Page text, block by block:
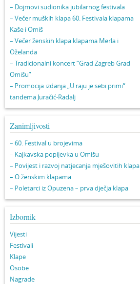
– Dojmovi sudionika jubilarnog festivala
– Večer muških klapa 60. Festivala klapama
Kaše i Omiš
– Večer ženskih klapa klapama Merla i
Oželanda
– Tradicionalni koncert “Grad Zagreb Grad
Omišu”
– Promocija izdanja „U raju je sebi primi“
tandema Juračić-Radalj
Zanimljivosti
– 60. Festival u brojevima
– Kajkavska popijevka u Omišu
– Povijest i razvoj natjecanja mješovitih klapa
– O ženskim klapama
– Poletarci iz Opuzena – prva dječja klapa
Izbornik
Vijesti
Festivali
Klape
Osobe
Nagrade